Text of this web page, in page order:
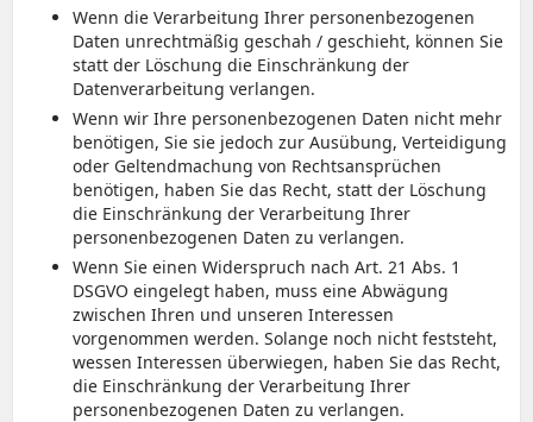
Wenn die Verarbeitung Ihrer personenbezogenen
Daten unrechtmäßig geschah / geschieht, können Sie
statt der Löschung die Einschränkung der
Datenverarbeitung verlangen.
Wenn wir Ihre personenbezogenen Daten nicht mehr
benötigen, Sie sie jedoch zur Ausübung, Verteidigung
oder Geltendmachung von Rechtsansprüchen
benötigen, haben Sie das Recht, statt der Löschung
die Einschränkung der Verarbeitung Ihrer
personenbezogenen Daten zu verlangen.
Wenn Sie einen Widerspruch nach Art. 21 Abs. 1
DSGVO eingelegt haben, muss eine Abwägung
zwischen Ihren und unseren Interessen
vorgenommen werden. Solange noch nicht feststeht,
wessen Interessen überwiegen, haben Sie das Recht,
die Einschränkung der Verarbeitung Ihrer
personenbezogenen Daten zu verlangen.